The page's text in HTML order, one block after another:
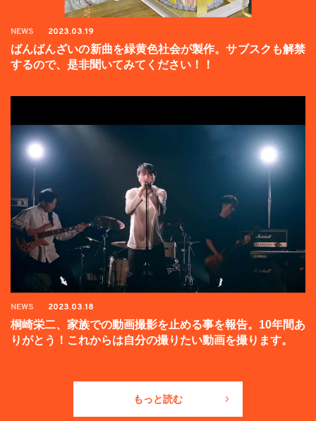
NEWS 2023.03.19
ばんばんざいの新曲を緑黄色社会が製作。サブスクも解禁
するので、是非聞いてみてください！！
NEWS 2023.03.18
桐崎栄二、家族での動画撮影を止める事を報告。10年間あ
りがとう！これからは自分の撮りたい動画を撮ります。
もっと読む